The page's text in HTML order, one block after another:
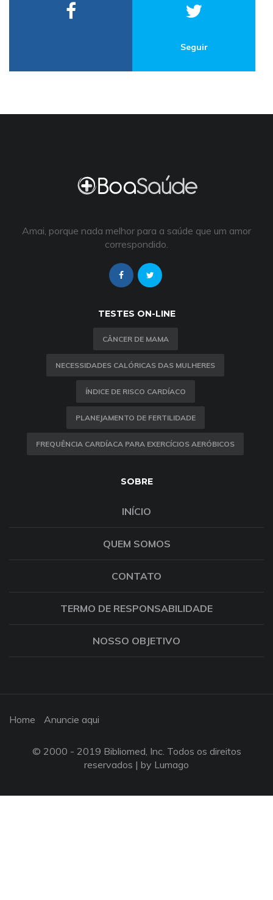
Seguir
Amai, porque nada melhor para a saúde que um amor
correspondido.
TESTES ON-LINE
CÂNCER DE MAMA
NECESSIDADES CALÓRICAS DAS MULHERES
ÍNDICE DE RISCO CARDÍACO
PLANEJAMENTO DE FERTILIDADE
FREQUÊNCIA CARDÍACA PARA EXERCÍCIOS AERÓBICOS
SOBRE
INÍCIO
QUEM SOMOS
CONTATO
TERMO DE RESPONSABILIDADE
NOSSO OBJETIVO
Home Anuncie aqui
© 2000 - 2019 Bibliomed, Inc. Todos os direitos
reservados | by Lumago